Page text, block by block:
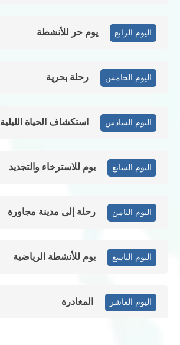
اليوم الرابع يوم حر للأنشطة
اليوم الخامس رحلة بحرية
اليوم السادس استكشاف الحياة الليلية
اليوم السابع يوم للاسترخاء والتجديد
اليوم الثامن رحلة إلى مدينة مجاورة
اليوم التاسع يوم للأنشطة الرياضية
اليوم العاشر المغادرة